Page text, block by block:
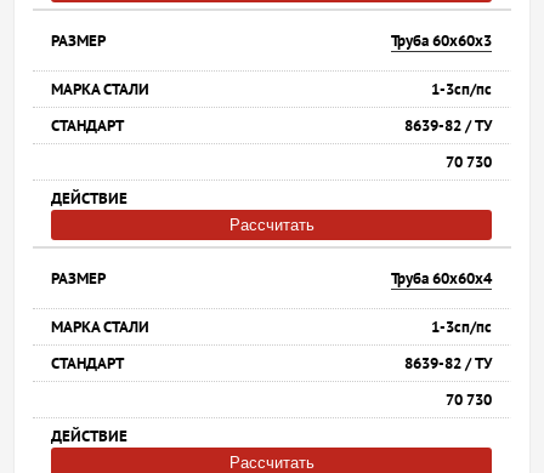
Труба 60х60х3
1-3сп/пс
8639-82 / ТУ
70 730
Рассчитать
Труба 60х60х4
1-3сп/пс
8639-82 / ТУ
70 730
Рассчитать